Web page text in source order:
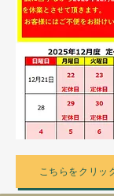
こちらをクリッ